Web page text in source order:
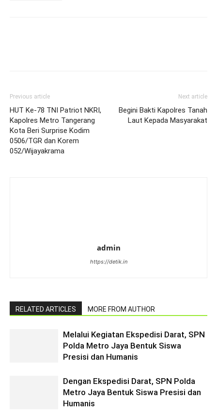
Previous article
HUT Ke-78 TNI Patriot NKRI,
Kapolres Metro Tangerang
Kota Beri Surprise Kodim
0506/TGR dan Korem
052/Wijayakrama
Next article
Begini Bakti Kapolres Tanah
Laut Kepada Masyarakat
admin
https://detik.in
RELATED ARTICLES MORE FROM AUTHOR
Melalui Kegiatan Ekspedisi Darat, SPN
Polda Metro Jaya Bentuk Siswa
Presisi dan Humanis
Dengan Ekspedisi Darat, SPN Polda
Metro Jaya Bentuk Siswa Presisi dan
Humanis